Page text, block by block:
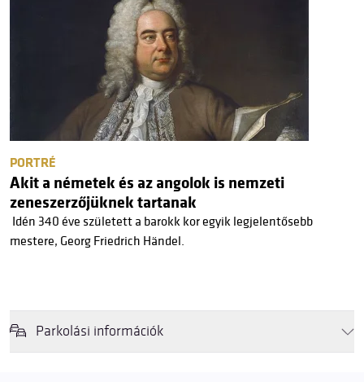
PORTRÉ
Akit a németek és az angolok is nemzeti
zeneszerzőjüknek tartanak
Idén 340 éve született a barokk kor egyik legjelentősebb
mestere, Georg Friedrich Händel.
Parkolási információk